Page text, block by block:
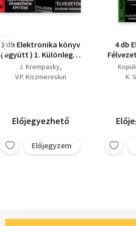
3 db Elektronika könyv
( együtt ) 1. Különleges
TV -antennák , 2.
Egyszerű elektronikai
J. Krempasky
V.P. Kiszmereskin
Előjegyezhető
Előjegyzem
4 db
K.